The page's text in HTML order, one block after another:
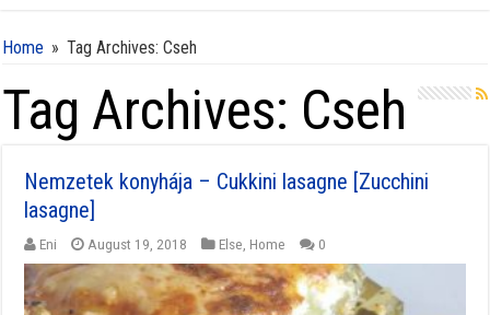
Home » Tag Archives: Cseh
Tag Archives: Cseh
Nemzetek konyhája – Cukkini lasagne [Zucchini
lasagne]
Eni August 19, 2018 Else Home 0